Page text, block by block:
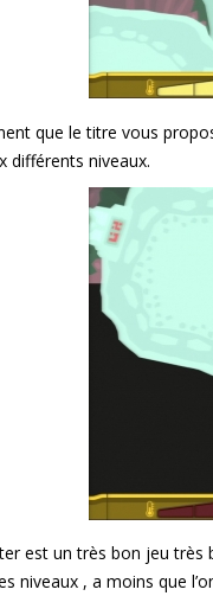
que le titre vous
différents niveaux.
est un très bon jeu
niveaux , a moins que